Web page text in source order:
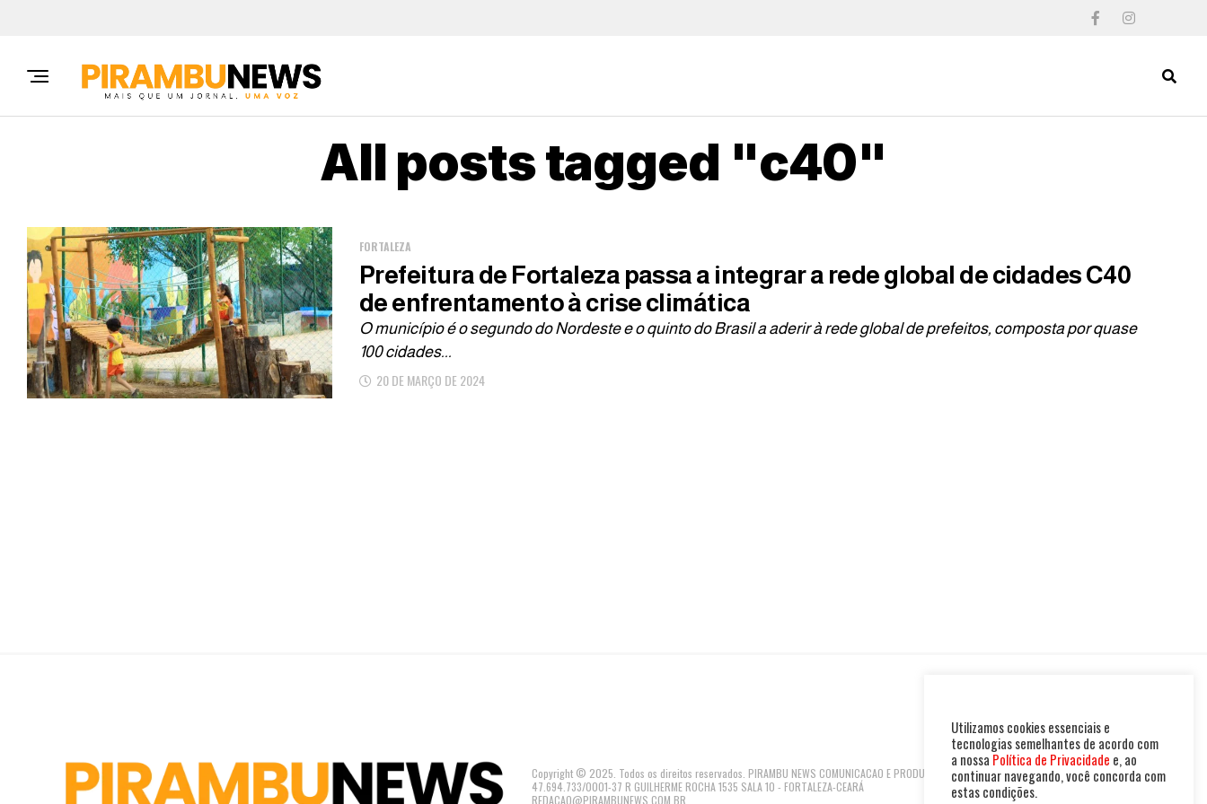
All posts tagged "c40"
FORTALEZA
Prefeitura de Fortaleza passa a integrar a rede global de cidades C40
de enfrentamento à crise climática
O município é o segundo do Nordeste e o quinto do Brasil a aderir à rede global de prefeitos, composta por quase
100 cidades...
20 DE MARÇO DE 2024
Copyright © 2025. Todos os direitos reservados. PIRAMBU NEWS COMUNICACAO E PRODUTOS LTDA | CNPJ:
47.694.733/0001-37 R GUILHERME ROCHA 1535 SALA 10 - FORTALEZA-CEARÁ
REDACAO@PIRAMBUNEWS.COM.BR
Utilizamos cookies essenciais e
tecnologias semelhantes de acordo com
a nossa Política de Privacidade e, ao
continuar navegando, você concorda com
estas condições.